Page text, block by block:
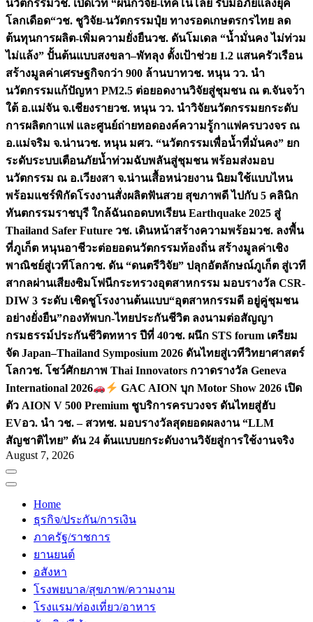
นวัตกรรมวช. เปิดเวที “ผนึกวิจัย-เทคโนโลยี รับมือภัยแล้งยุค
โลกเดือด“วช. ชูวิจัย-นวัตกรรมปุ๋ย ทางรอดเกษตรกรไทย ลด
ต้นทุนการผลิต-เพิ่มความยั่งยืนวช. ดันโมเดล “น้ำมั่นคง ไม่ท่วม
ไม่แล้ง” ปั้นต้นแบบสงขลา–พัทลุง ตั้งเป้าช่วย 1.2 แสนครัวเรือน
สร้างมูลค่าเศรษฐกิจกว่า 900 ล้านบาทวช. หนุน วว. นำ
นวัตกรรมแก้ปัญหา PM2.5 ต่อยอดงานวิจัยสู่ชุมชน ณ ต.จันจว้า
ใต้ อ.แม่จัน จ.เชียงรายวช. หนุน วว. นำวิจัยนวัตกรรมยกระดับ
การผลิตกาแฟ และศูนย์ถ่ายทอดองค์ความรู้กาแฟครบวงจร ณ
อ.แม่จริม จ.น่านวช. หนุน มศว. “นวัตกรรมเพื่อน้ำที่มั่นคง” ยก
ระดับระบบเตือนภัยน้ำท่วมฉับพลันสู่ชุมชน พร้อมส่งมอบ
นวัตกรรม ณ อ.เวียงสา จ.น่านเสื้อหน่วยงาน นิยมใช้แบบไหน
พร้อมแชร์พิกัดโรงงานสั่งผลิตฟันสวย สุขภาพดี ไปกับ 5 คลินิก
ทันตกรรมราชบุรี ใกล้ฉันถอดบทเรียน Earthquake 2025 สู่
Thailand Safer Future วช. เดินหน้าสร้างความพร้อมวช. ลงพื้น
ที่ภูเก็ต หนุนอาชีวะต่อยอดนวัตกรรมท้องถิ่น สร้างมูลค่าเชิง
พาณิชย์สู่เวทีโลกวช. ดัน “ดนตรีวิจัย” ปลุกอัตลักษณ์ภูเก็ต สู่เวที
สากลผ่านเสียงซิมโฟนีกระทรวงอุตสาหกรรม มอบรางวัล CSR-
DIW 3 ระดับ เชิดชูโรงงานต้นแบบ“อุตสาหกรรมดี อยู่คู่ชุมชน
อย่างยั่งยืน”กองทัพบก-ไทยประกันชีวิต ลงนามต่อสัญญา
กรมธรรม์ประกันชีวิตทหาร ปีที่ 40วช. ผนึก STS forum เตรียม
จัด Japan–Thailand Symposium 2026 ดันไทยสู่เวทีวิทยาศาสตร์
โลกวช. โชว์ศักยภาพ Thai Innovators กวาดรางวัล Geneva
International 2026
GAC AION บุก Motor Show 2026 เปิด
ตัว AION V 500 Premium ชูบริการครบวงจร ดันไทยสู่ฮับ
EVอว. นำ วช. – สวทช. มอบรางวัลสุดยอดผลงาน “LLM
สัญชาติไทย” ดัน 24 ต้นแบบยกระดับงานวิจัยสู่การใช้งานจริง
August 7, 2026
Home
ธุรกิจ/ประกัน/การเงิน
ภาครัฐ/ราชการ
ยานยนต์
อสังหา
โรงพยบาล/สุขภาพ/ความงาม
โรงแรม/ท่องเที่ยว/อาหาร